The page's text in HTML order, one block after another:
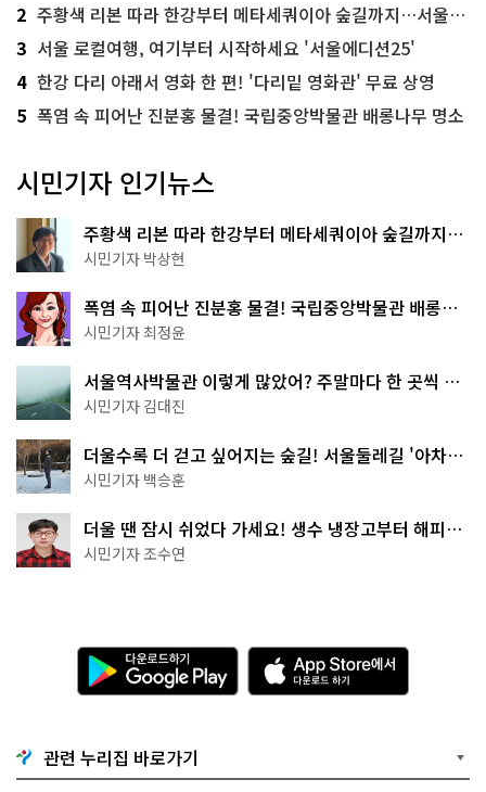
2 주황색 리본 따라 한강부터 메타세쿼이아 숲길까지…서울둘레길 15코스
3 서울 로컬여행, 여기부터 시작하세요 '서울에디션25'
4 한강 다리 아래서 영화 한 편! '다리밑 영화관' 무료 상영
5 폭염 속 피어난 진분홍 물결! 국립중앙박물관 배롱나무 명소
시민기자 인기뉴스
주황색 리본 따라 한강부터 메타세쿼이아 숲길까지…
서울둘레길 15코스
시민기자 박상현
폭염 속 피어난 진분홍 물결! 국립중앙박물관 배롱나
무 명소
시민기자 최정윤
서울역사박물관 이렇게 많았어? 주말마다 한 곳씩 떠
나는 역사 산책
시민기자 김대진
더울수록 더 걷고 싶어지는 숲길! 서울둘레길 '아차산
코스'
시민기자 백승훈
더울 땐 잠시 쉬었다 가세요! 생수 냉장고부터 해피소
·무더위쉼터까지
시민기자 조수연
다
운
로
기
G
o
A
p
p
e
관련 누리집 바로가기